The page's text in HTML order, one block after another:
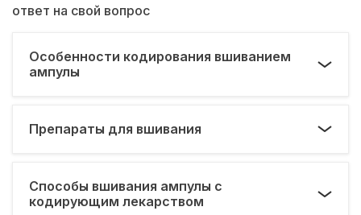
ответ на свой вопрос
Особенности кодирования вшиванием
ампулы
Препараты для вшивания
Способы вшивания ампулы с
кодирующим лекарством